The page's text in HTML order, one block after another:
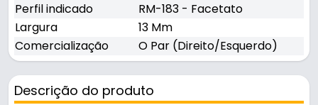
Perfil indicado
RM-183 - Facetato
Largura
13 Mm
Comercialização
O Par (Direito/Esquerdo)
Descrição do produto